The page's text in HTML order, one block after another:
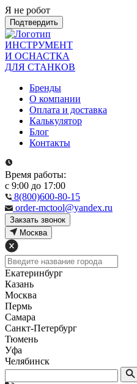
Я не робот
Подтвердить
ИНСТРУМЕНТ
И ОСНАСТКА
ДЛЯ СТАНКОВ
Бренды
О компании
Оплата и доставка
Калькулятор
Блог
Контакты
Время работы:
с 9:00 до 17:00
8(800)600-80-15
order-mctool@yandex.ru
Закзать звонок
Москва
Екатеринбург
Казань
Москва
Пермь
Самара
Санкт-Петербург
Тюмень
Уфа
Челябинск